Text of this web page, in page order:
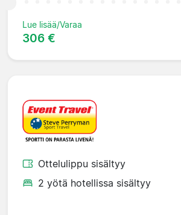
Lue lisää/Varaa
306 €
Ottelulippu sisältyy
2 yötä hotellissa sisältyy